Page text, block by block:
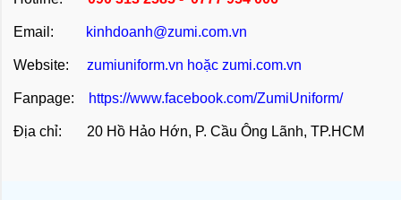
Email: kinhdoanh@zumi.com.vn
Website: zumiuniform.vn hoặc zumi.com.vn
Fanpage: https://www.facebook.com/ZumiUniform/
Địa chỉ: 20 Hồ Hảo Hớn, P. Cầu Ông Lãnh, TP.HCM